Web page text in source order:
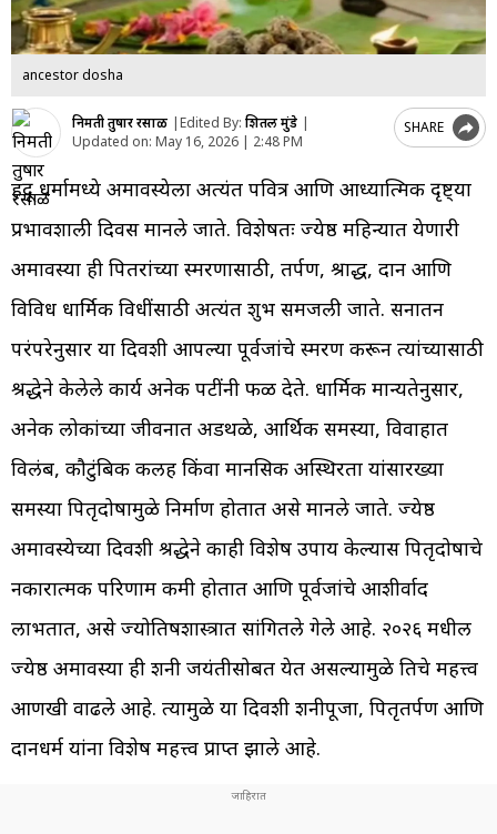
ancestor dosha
निर्मिती तुषार रसाळ |Edited By: शितल मुंडे |
Updated on: May 16, 2026 | 2:48 PM
SHARE
हिंदू धर्मामध्ये अमावस्येला अत्यंत पवित्र आणि आध्यात्मिक दृष्ट्या
प्रभावशाली दिवस मानले जाते. विशेषतः ज्येष्ठ महिन्यात येणारी
अमावस्या ही पितरांच्या स्मरणासाठी, तर्पण, श्राद्ध, दान आणि
विविध धार्मिक विधींसाठी अत्यंत शुभ समजली जाते. सनातन
परंपरेनुसार या दिवशी आपल्या पूर्वजांचे स्मरण करून त्यांच्यासाठी
श्रद्धेने केलेले कार्य अनेक पटींनी फळ देते. धार्मिक मान्यतेनुसार,
अनेक लोकांच्या जीवनात अडथळे, आर्थिक समस्या, विवाहात
विलंब, कौटुंबिक कलह किंवा मानसिक अस्थिरता यांसारख्या
समस्या पितृदोषामुळे निर्माण होतात असे मानले जाते. ज्येष्ठ
अमावस्येच्या दिवशी श्रद्धेने काही विशेष उपाय केल्यास पितृदोषाचे
नकारात्मक परिणाम कमी होतात आणि पूर्वजांचे आशीर्वाद
लाभतात, असे ज्योतिषशास्त्रात सांगितले गेले आहे. २०२६ मधील
ज्येष्ठ अमावस्या ही शनी जयंतीसोबत येत असल्यामुळे तिचे महत्त्व
आणखी वाढले आहे. त्यामुळे या दिवशी शनीपूजा, पितृतर्पण आणि
दानधर्म यांना विशेष महत्त्व प्राप्त झाले आहे.